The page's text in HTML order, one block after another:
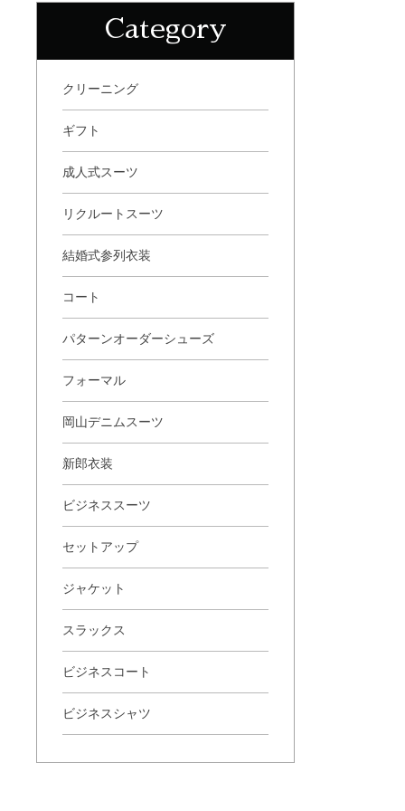
Category
クリーニング
ギフト
成人式スーツ
リクルートスーツ
結婚式参列衣装
コート
パターンオーダーシューズ
フォーマル
岡山デニムスーツ
新郎衣装
ビジネススーツ
セットアップ
ジャケット
スラックス
ビジネスコート
ビジネスシャツ